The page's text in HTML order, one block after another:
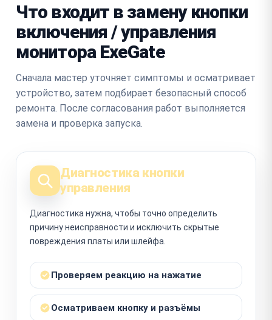
Что входит в замену кнопки
включения / управления
монитора ExeGate
Сначала мастер уточняет симптомы и осматривает
устройство, затем подбирает безопасный способ
ремонта. После согласования работ выполняется
замена и проверка запуска.
Диагностика кнопки
управления
Диагностика нужна, чтобы точно определить
причину неисправности и исключить скрытые
повреждения платы или шлейфа.
Проверяем реакцию на нажатие
Осматриваем кнопку и разъёмы